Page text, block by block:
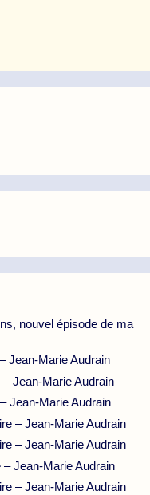
nouvel épisode de ma
Jean-Marie Audrain
Jean-Marie Audrain
Jean-Marie Audrain
– Jean-Marie Audrain
– Jean-Marie Audrain
Jean-Marie Audrain
– Jean-Marie Audrain